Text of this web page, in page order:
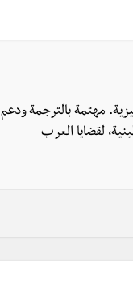
مهتمة بالترجمة ودعم
لقضايا العرب